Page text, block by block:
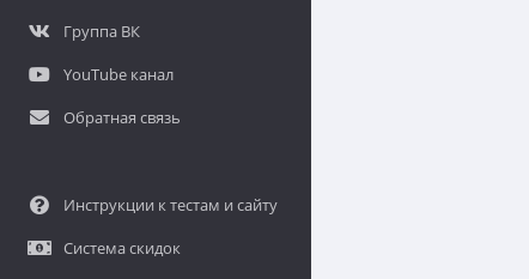
Группа ВК
YouTube канал
Обратная связь
Инструкции к тестам и сайту
Система скидок